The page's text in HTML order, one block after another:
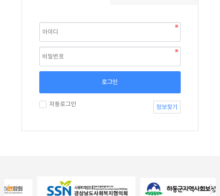
로그인
자동로그인 정보찾기